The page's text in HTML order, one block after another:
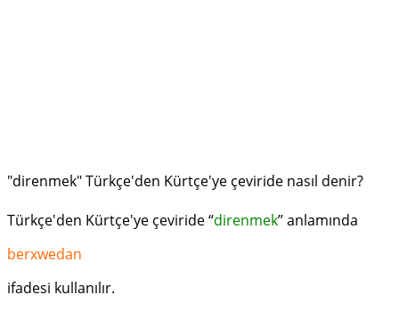
"direnmek" Türkçe'den Kürtçe'ye çeviride nasıl denir?
Türkçe'den Kürtçe'ye çeviride “direnmek” anlamında
berxwedan
ifadesi kullanılır.